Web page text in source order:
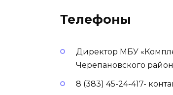
Телефоны
Директор МБУ
Черепановского
8 (383) 45-24-417-